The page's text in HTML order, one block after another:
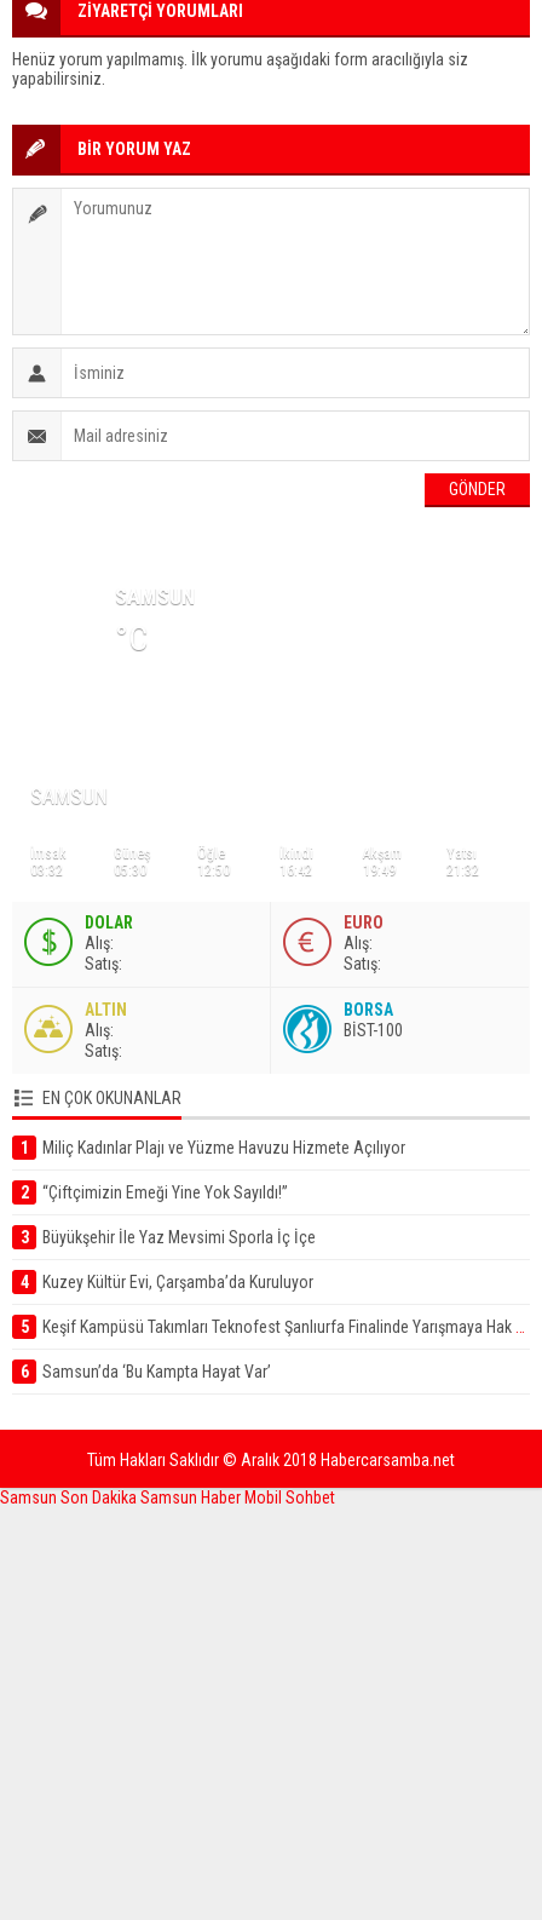
ZİYARETÇİ YORUMLARI
Henüz yorum yapılmamış. İlk yorumu aşağıdaki form aracılığıyla siz
yapabilirsiniz.
BİR YORUM YAZ
SAMSUN
°C
SAMSUN
İmsak
03:32
Güneş
05:30
Öğle
12:50
İkindi
16:42
Akşam
19:49
Yatsı
21:32
DOLAR
Alış:
Satış:
EURO
Alış:
Satış:
ALTIN
Alış:
Satış:
BORSA
BİST-100
EN ÇOK OKUNANLAR
1 Miliç Kadınlar Plajı ve Yüzme Havuzu Hizmete Açılıyor
2 “Çiftçimizin Emeği Yine Yok Sayıldı!”
3 Büyükşehir İle Yaz Mevsimi Sporla İç İçe
4 Kuzey Kültür Evi, Çarşamba’da Kuruluyor
5 Keşif Kampüsü Takımları Teknofest Şanlıurfa Finalinde Yarışmaya Hak Kazandı
6 Samsun’da ‘Bu Kampta Hayat Var’
Tüm Hakları Saklıdır © Aralık 2018 Habercarsamba.net
Samsun Son DakikaSamsun Haber Mobil Sohbet